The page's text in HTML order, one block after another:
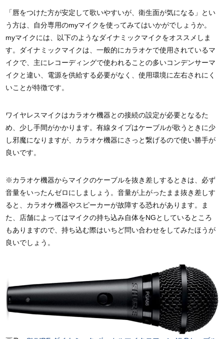
「唇をつけた方が安定して歌いやすいが、衛生面が気になる」とい
う方は、自分専用のmyマイクを使ってみてはいかがでしょうか。
myマイクには、以下のようなダイナミックマイクをオススメしま
す。ダイナミックマイクは、一般的にカラオケで使用されているマ
イクで、主にレコーディングで使われることの多いコンデンサーマ
イクと違い、電源を供給する必要がなく、使用環境に左右されにく
いことが特徴です。
ワイヤレスマイクはカラオケ機器との接続の設定が必要となるた
め、少し手間がかかります。有線タイプはケーブルが歌うときに少
し邪魔になりますが、カラオケ機器にさっと繋げるので使い勝手が
良いです。
※カラオケ機器からマイクのケーブルを抜き差しするときは、必ず
音量をいったんゼロにしましょう。音量が上がったまま抜き差しす
ると、カラオケ機器やスピーカーが故障する恐れがあります。ま
た、店舗によってはマイクの持ち込み自体をNGとしているところ
もありますので、持ち込む際はいちど問い合わせをしてみたほうが
良いでしょう。